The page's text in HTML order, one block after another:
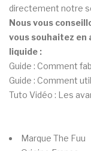
directement notre
Nous vous
vous souhaitez en
liquide :
Guide : Comment
Guide : Comment
Tuto Vidéo : Les
Marque The Fuu